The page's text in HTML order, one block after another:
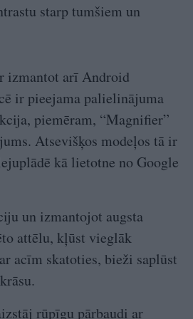
starp tumšiem un
izmantot arī Android
ir pieejama palielinājuma
piemēram, “Magnifier”
Atsevišķos modeļos tā ir
kā lietotne no Google
un izmantojot augsta
attēlu, kļūst vieglāk
acīm skatoties, bieži saplūst
rūpīgu pārbaudi ar